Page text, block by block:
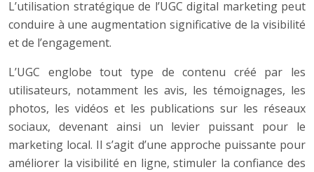
L’utilisation stratégique de l’UGC digital marketing peut
conduire à une augmentation significative de la visibilité
et de l’engagement.
L’UGC englobe tout type de contenu créé par les
utilisateurs, notamment les avis, les témoignages, les
photos, les vidéos et les publications sur les réseaux
sociaux, devenant ainsi un levier puissant pour le
marketing local. Il s’agit d’une approche puissante pour
améliorer la visibilité en ligne, stimuler la confiance des